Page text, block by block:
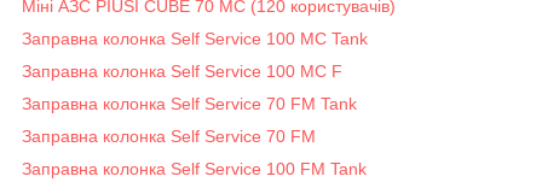
Міні АЗС PIUSI CUBE 70 MC (120 користувачів)
Заправна колонка Self Service 100 MC Tank
Заправна колонка Self Service 100 MC F
Заправна колонка Self Service 70 FM Tank
Заправна колонка Self Service 70 FM
Заправна колонка Self Service 100 FM Tank